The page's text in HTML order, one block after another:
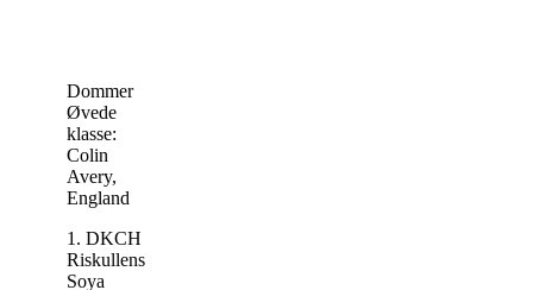
Dommer
Øvede
klasse:
Colin
Avery,
England
1. DKCH
Riskullens
Soya